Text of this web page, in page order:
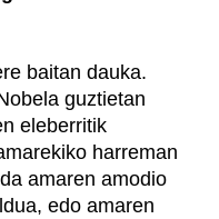
baitan dauka.
guztietan
eleberritik
harreman
amaren amodio
edo amaren